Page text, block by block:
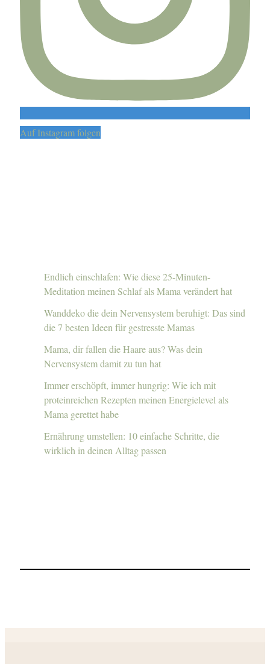
Auf Instagram folgen
Endlich einschlafen: Wie diese 25-Minuten-
Meditation meinen Schlaf als Mama verändert hat
Wanddeko die dein Nervensystem beruhigt: Das sind
die 7 besten Ideen für gestresste Mamas
Mama, dir fallen die Haare aus? Was dein
Nervensystem damit zu tun hat
Immer erschöpft, immer hungrig: Wie ich mit
proteinreichen Rezepten meinen Energielevel als
Mama gerettet habe
Ernährung umstellen: 10 einfache Schritte, die
wirklich in deinen Alltag passen